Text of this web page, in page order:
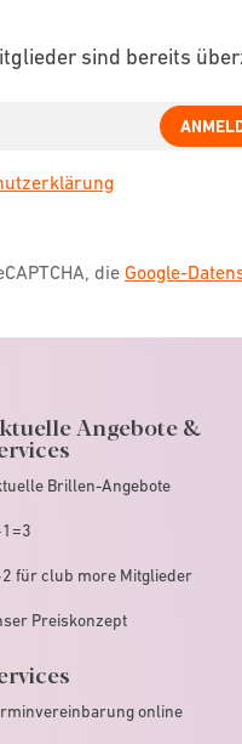
sind bereits
die Google-
Angebote &
Brillen-Angebote
für club more Mitglieder
Preiskonzept
online